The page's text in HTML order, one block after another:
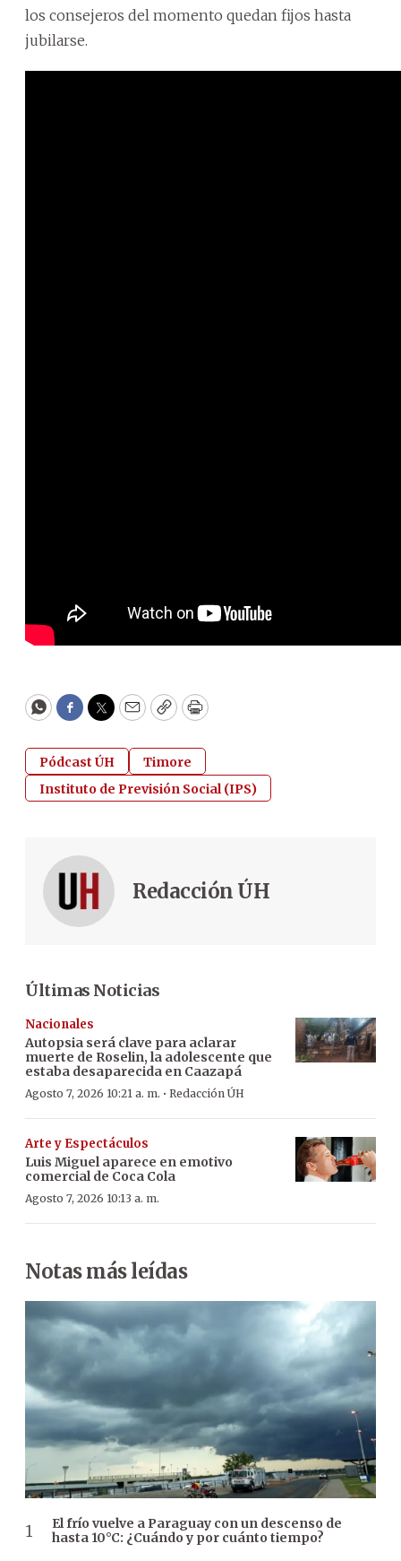
los consejeros del momento quedan fijos hasta
jubilarse.
WhatsApp
Facebook
Twitter
EmailCopyPrint
Pódcast ÚH
Timore
Instituto de Previsión Social (IPS)
Redacción ÚH
Últimas Noticias
Nacionales
Autopsia será clave para aclarar
muerte de Roselin, la adolescente que
estaba desaparecida en Caazapá
Agosto 7, 2026 10:21 a. m. · Redacción ÚH
Arte y Espectáculos
Luis Miguel aparece en emotivo
comercial de Coca Cola
Agosto 7, 2026 10:13 a. m.
Notas más leídas
El frío vuelve a Paraguay con un descenso de
hasta 10°C: ¿Cuándo y por cuánto tiempo?